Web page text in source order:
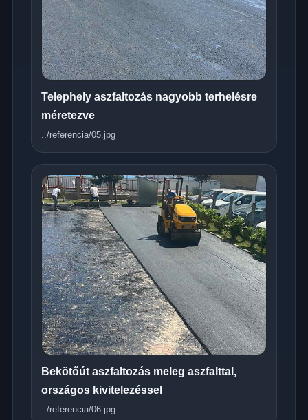
Telephely aszfaltozás nagyobb terhelésre
méretezve
../referencia/05.jpg
Bekötőút aszfaltozás meleg aszfalttal,
országos kivitelezéssel
../referencia/06.jpg